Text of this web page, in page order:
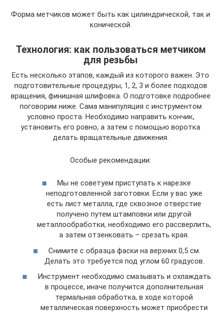
Форма метчиков может быть как цилиндрической, так и
конической.
Технология: как пользоваться метчиком
для резьбы
Есть несколько этапов, каждый из которого важен. Это
подготовительные процедуры, 1, 2, 3 и более подходов
вращения, финишная шлифовка. О подготовке подробнее
поговорим ниже. Сама манипуляция с инструментом
условно проста. Необходимо направить кончик,
установить его ровно, а затем с помощью воротка
делать вращательные движения.
Особые рекомендации:
Мы не советуем приступать к нарезке
неподготовленной заготовки. Если у вас уже
есть лист металла, где сквозное отверстие
получено путем штамповки или другой
металлообработки, необходимо его рассверлить,
а затем отзенковать – срезать края.
Снимите с образца фаски на верхних 0,5 см.
Делать это требуется под углом 60 градусов.
Инструмент необходимо смазывать и охлаждать
в процессе, иначе получится дополнительная
термальная обработка, в ходе которой
металлическая поверхность может приобрести